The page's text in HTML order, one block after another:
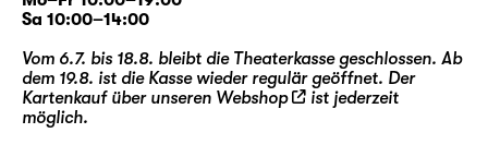
Sa 10:00–14:00
Vom 6.7. bis 18.8. bleibt die Theaterkasse geschlossen. Ab
dem 19.8. ist die Kasse wieder regulär geöffnet. Der
Kartenkauf über unseren Webshop
ist jederzeit
möglich.